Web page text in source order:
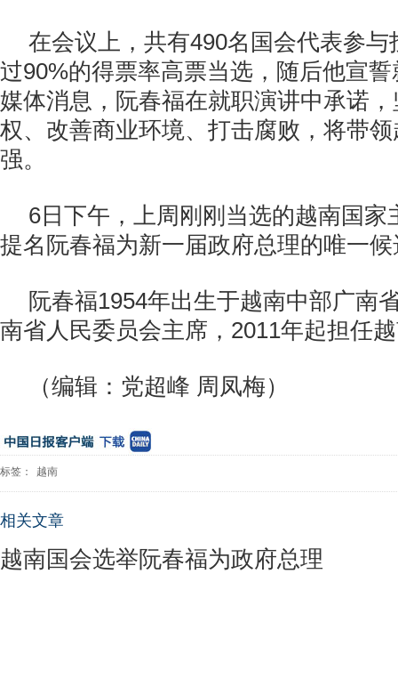
在会议上，共有490名国会代表参
过90%的得票率高票当选，随后他宣
媒体消息，阮春福在就职演讲中承诺
权、改善商业环境、打击腐败，将带
强。
6日下午，上周刚刚当选的越南国家
提名阮春福为新一届政府总理的唯一
阮春福1954年出生于越南中部广南
南省人民委员会主席，2011年起担任
（编辑：党超峰 周凤梅）
标签： 越南
相关文章
越南国会选举阮春福为政府总理